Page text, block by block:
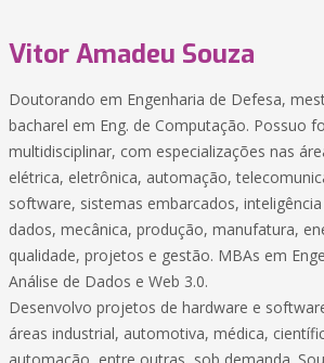
Vitor Amadeu Souza
Doutorando em Engenharia de Defesa,
bacharel em Eng. de Computação. Possuo
multidisciplinar, com especializações nas
elétrica, eletrônica, automação,
software, sistemas embarcados,
dados, mecânica, produção, manufatura,
qualidade, projetos e gestão. MBAs em
Análise de Dados e Web 3.0.
Desenvolvo projetos de hardware e
áreas industrial, automotiva, médica,